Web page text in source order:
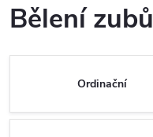
Bělení zubů
Ordinační